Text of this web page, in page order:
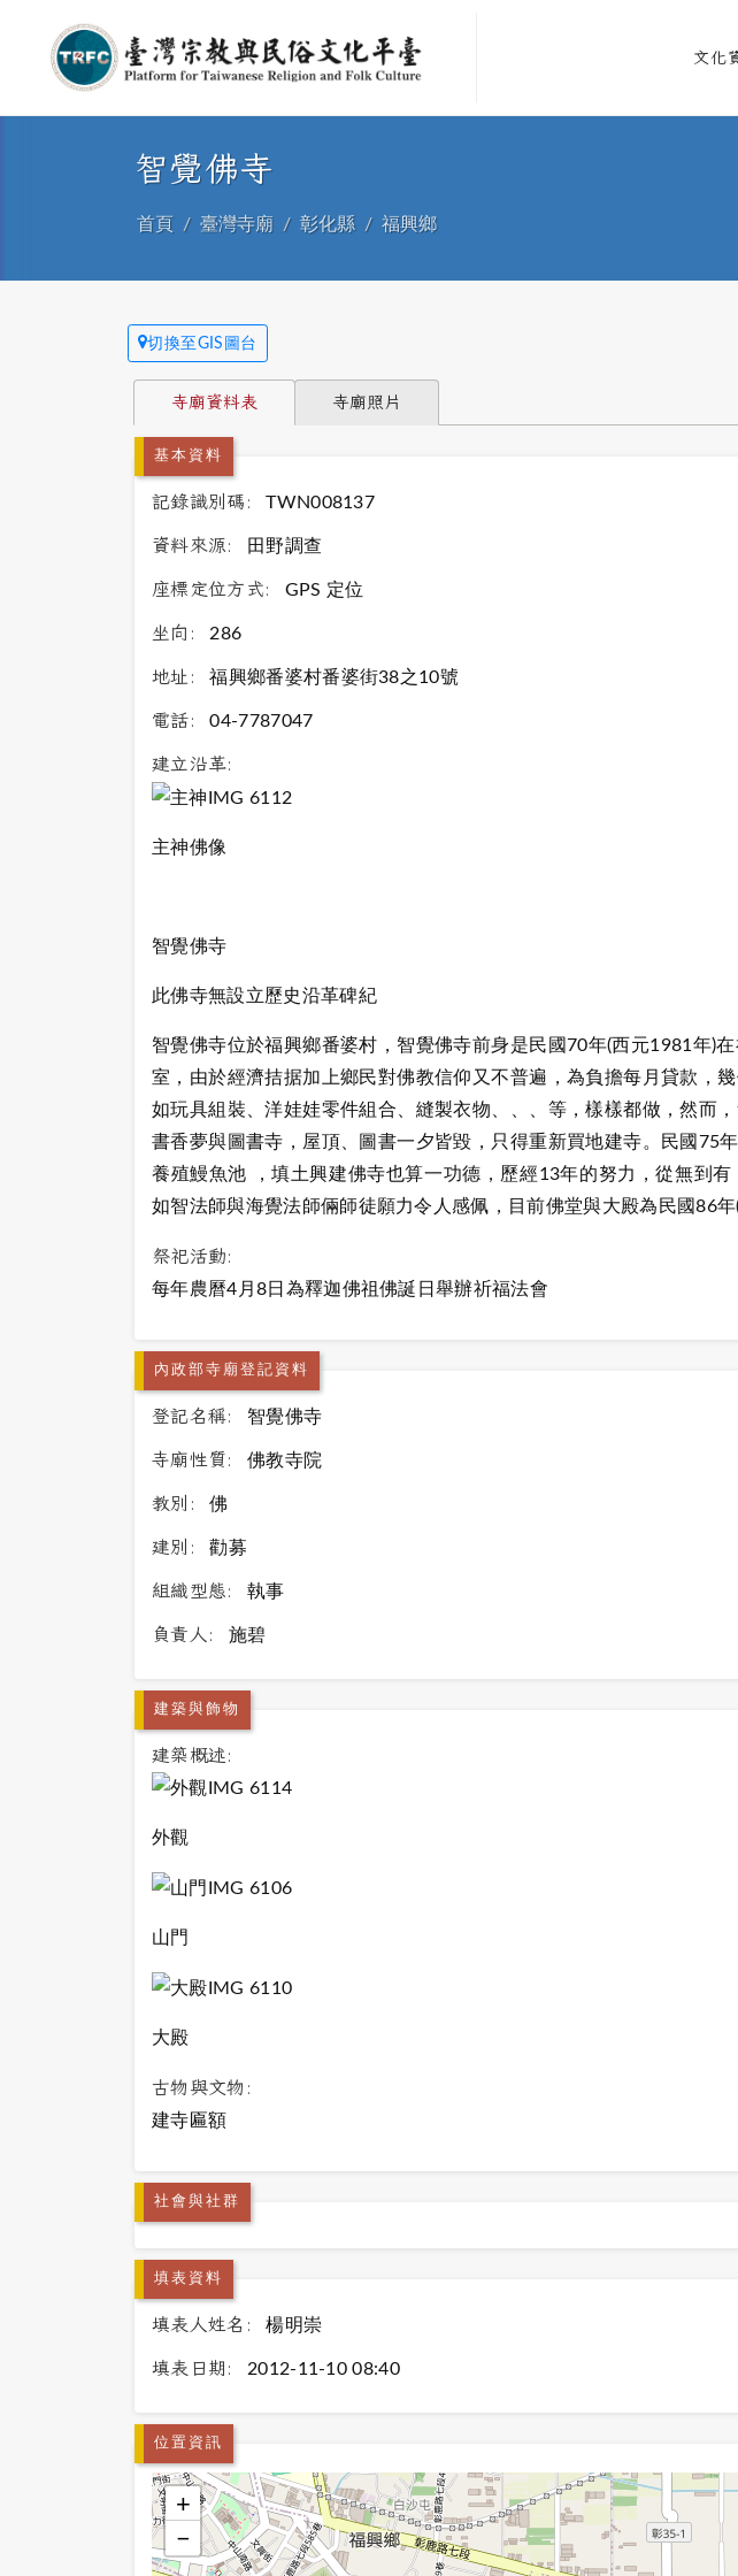
文化
智覺佛寺
首頁 臺灣寺廟 彰化縣 福興鄉
切換至GIS圖台
寺廟資料表 寺廟照片
基本資料
記錄識別碼: TWN008137
資料來源: 田野調查
座標定位方式: GPS 定位
坐向: 286
地址: 福興鄉番婆村番婆街38之10號
電話: 04-7787047
建立沿革:
主神佛像
智覺佛寺
此佛寺無設立歷史沿革碑紀
智覺佛寺位於福興鄉番婆村，智覺佛寺前身是民國70年(西元1981年)
室，由於經濟拮据加上鄉民對佛教信仰又不普遍，為負擔每月貸款，
如玩具組裝、洋娃娃零件組合、縫製衣物、、、等，樣樣都做，然而
書香夢與圖書寺，屋頂、圖書一夕皆毀，只得重新買地建寺。民國75
養殖鰻魚池 ，填土興建佛寺也算一功德，歷經13年的努力，從無到有
如智法師與海覺法師倆師徒願力令人感佩，目前佛堂與大殿為民國86年
祭祀活動:
每年農曆4月8日為釋迦佛祖佛誕日舉辦祈福法會
內政部寺廟登記資料
登記名稱: 智覺佛寺
寺廟性質: 佛教寺院
教別: 佛
建別: 勸募
組織型態: 執事
負責人: 施碧
建築與飾物
建築概述:
外觀
山門
大殿
古物與文物:
建寺匾額
社會與社群
填表資料
填表人姓名: 楊明崇
填表日期: 2012-11-10 08:40
位置資訊
+
−